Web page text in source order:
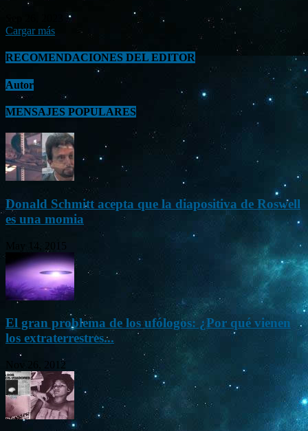
Cargar más
RECOMENDACIONES DEL EDITOR
Autor
MENSAJES POPULARES
Donald Schmitt acepta que la diapositiva de Roswell
es una momia
May 14, 2015
El gran problema de los ufólogos: ¿Por qué vienen
los extraterrestres...
Nov 26, 2012